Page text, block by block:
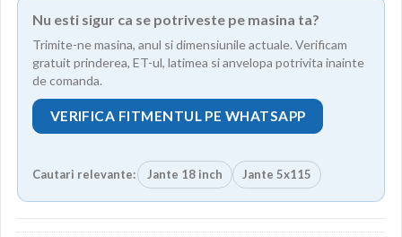
Nu esti sigur ca se potriveste pe masina ta?
Trimite-ne masina, anul si dimensiunile actuale. Verificam
gratuit prinderea, ET-ul, latimea si anvelopa potrivita inainte
de comanda.
VERIFICA FITMENTUL PE WHATSAPP
Cautari relevante: Jante 18 inch Jante 5x115